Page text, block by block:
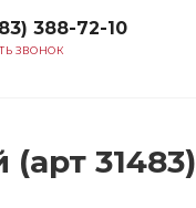
388-72-10
ЗВОНОК
31483)